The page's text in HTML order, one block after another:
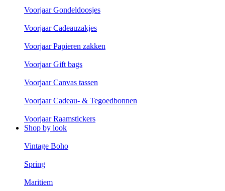
Voorjaar Gondeldoosjes
Voorjaar Cadeauzakjes
Voorjaar Papieren zakken
Voorjaar Gift bags
Voorjaar Canvas tassen
Voorjaar Cadeau- & Tegoedbonnen
Voorjaar Raamstickers
Shop by look
Vintage Boho
Spring
Maritiem